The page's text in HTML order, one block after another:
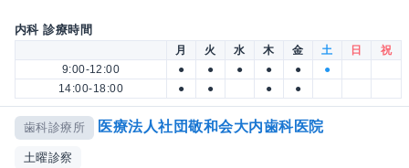
内科 診療時間
月 火 水 木 金 土 日
祝
9:00-12:00
● ● ● ● ●
●
14:00-18:00
● ● ● ●
歯科診療所 医療法人社団敬和会大内歯科医院
土曜診察